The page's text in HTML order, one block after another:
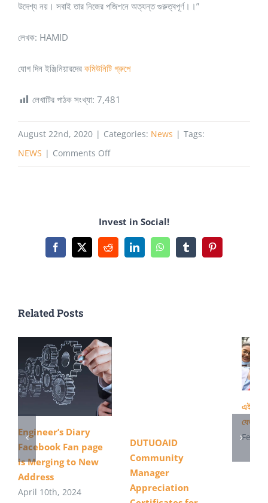
উদেশ্য নয়। সবাই তার নিজের পজিশনে অত্যন্ত গুরুত্বপূর্ণ।।”
লেখক: HAMID
যোগ দিন ইঞ্জিনিয়ারদের কমিউনিটি গ্রুপে
লেখাটির পাঠক সংখ্যা: 7,481
August 22nd, 2020 | Categories: News | Tags:
NEWS | Comments Offon
পারবেন
Invest in Social!
Facebook
X RedditLinkedInWhatsAppTumblrPinterest
Related Posts
Engineer’s Diary
Facebook Fan page
is Merging to New
Address
April 10th, 2024
DUTUOAID
Community
Manager
Appreciation
এইস এস
যেভাবে